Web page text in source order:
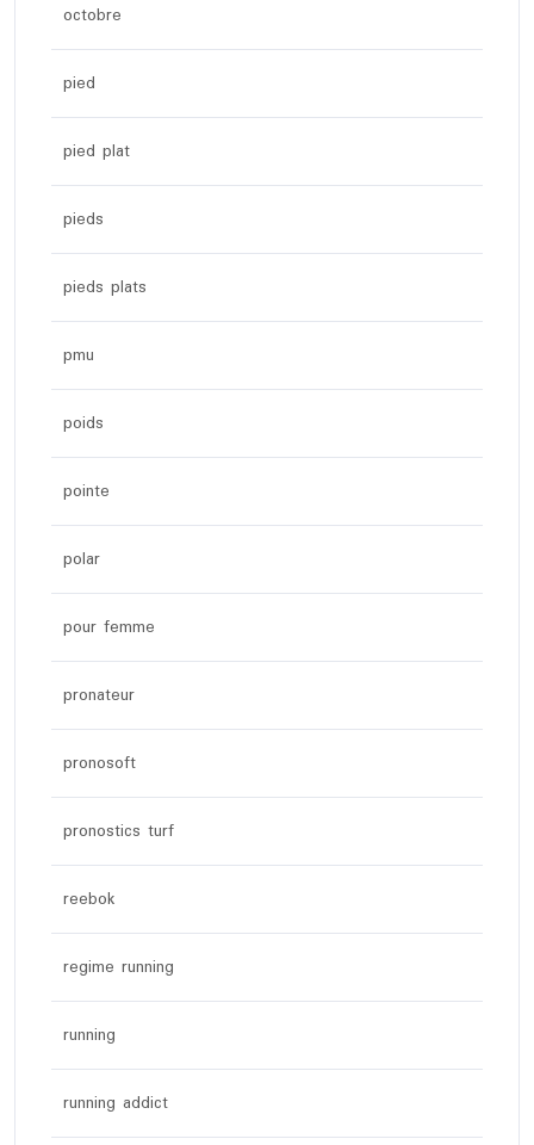
octobre
pied
pied plat
pieds
pieds plats
pmu
poids
pointe
polar
pour femme
pronateur
pronosoft
pronostics turf
reebok
regime running
running
running addict